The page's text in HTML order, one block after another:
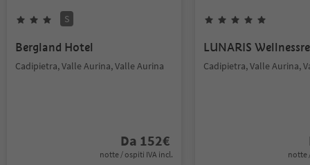
S
Bergland Hotel
Cadipietra, Valle Aurina, Valle Aurina
Da 152€
notte / ospiti IVA incl.
LUNARIS
Cadipietra, Valle Aurina,
notte